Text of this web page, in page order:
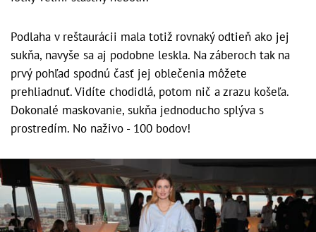
Podlaha v reštaurácii mala totiž rovnaký odtieň ako jej
sukňa, navyše sa aj podobne leskla. Na záberoch tak na
prvý pohľad spodnú časť jej oblečenia môžete
prehliadnuť. Vidíte chodidlá, potom nič a zrazu košeľa.
Dokonalé maskovanie, sukňa jednoducho splýva s
prostredím. No naživo - 100 bodov!